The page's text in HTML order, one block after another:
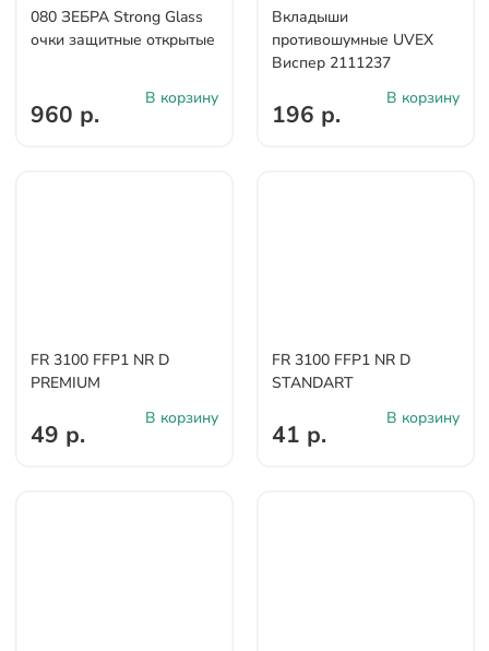
080 ЗЕБРА Strong Glass
очки защитные открытые
960 р.
В корзину
Bкладыши
противошумные UVEX
Виспер 2111237
196 р.
В корзину
FR 3100 FFP1 NR D
PREMIUM
49 р.
В корзину
FR 3100 FFP1 NR D
STANDART
41 р.
В корзину